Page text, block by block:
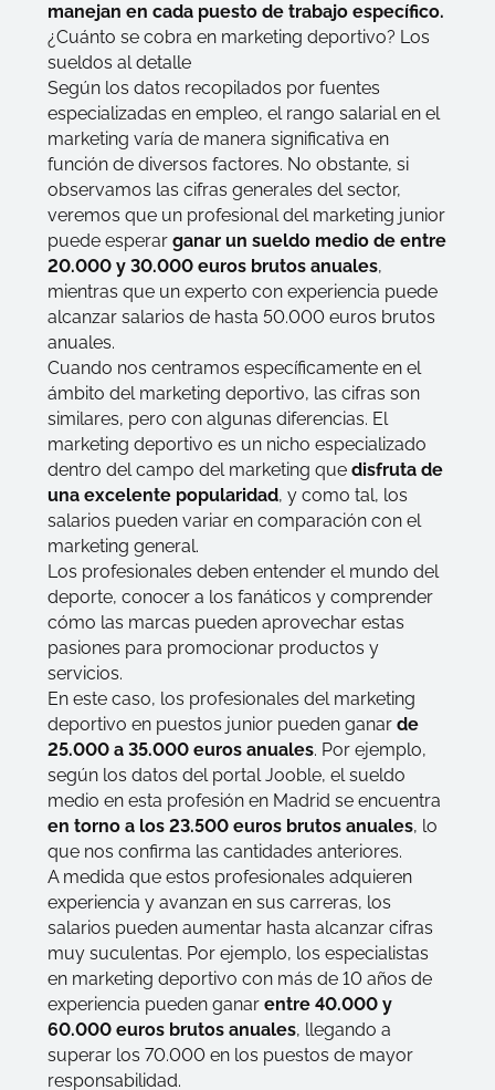
manejan en cada puesto de trabajo específico.
¿Cuánto se cobra en marketing deportivo? Los
sueldos al detalle
Según los datos recopilados por fuentes
especializadas en empleo, el rango salarial en el
marketing varía de manera significativa en
función de diversos factores. No obstante, si
observamos las cifras generales del sector,
veremos que un profesional del marketing junior
puede esperar ganar un sueldo medio de entre
20.000 y 30.000 euros brutos anuales,
mientras que un experto con experiencia puede
alcanzar salarios de hasta 50.000 euros brutos
anuales.
Cuando nos centramos específicamente en el
ámbito del marketing deportivo, las cifras son
similares, pero con algunas diferencias. El
marketing deportivo es un nicho especializado
dentro del campo del marketing quedisfruta de
una excelente popularidad, y como tal, los
salarios pueden variar en comparación con el
marketing general.
Los profesionales deben entender el mundo del
deporte, conocer a los fanáticos y comprender
cómo las marcas pueden aprovechar estas
pasiones para promocionar productos y
servicios.
En este caso, los profesionales del marketing
deportivo en puestos junior pueden ganarde
25.000 a 35.000 euros anuales. Por ejemplo,
según los datos del portal Jooble, el sueldo
medio en esta profesión en Madrid se encuentra
en torno a los 23.500 euros brutos anuales, lo
que nos confirma las cantidades anteriores.
A medida que estos profesionales adquieren
experiencia y avanzan en sus carreras, los
salarios pueden aumentar hasta alcanzar cifras
muy suculentas. Por ejemplo, los especialistas
en marketing deportivo con más de 10 años de
experiencia pueden ganarentre 40.000 y
60.000 euros brutos anuales, llegando a
superar los 70.000 en los puestos de mayor
responsabilidad.